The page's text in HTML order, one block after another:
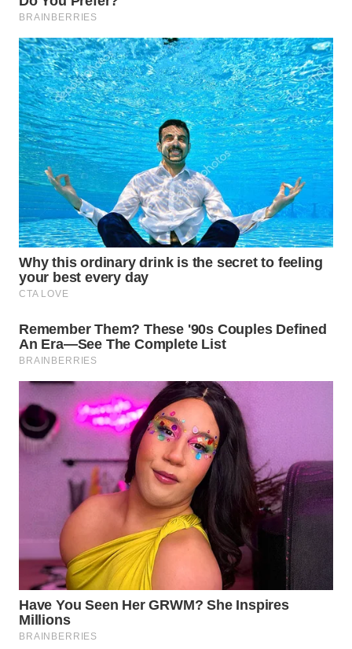
TANI
WAHANA
ADVOKAT
WAHANA
INFRASTRUKTUR
WAHANA
KONSUMEN
WAHANA
LISTRIK
WAHANA
WAHANA
TV
WAHANANEWS
ID
WAHANANEWS
CO ID
WAHANANEWS
NET
WAHANA
SPORT
WAHANA